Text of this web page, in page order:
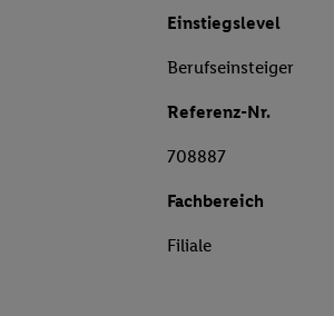
Einstiegslevel
Berufseinsteiger
Referenz-Nr.
708887
Fachbereich
Filiale